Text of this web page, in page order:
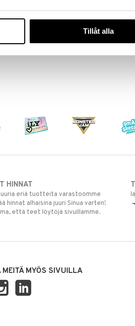
Tillåt alla
CLEMENTONI BABY
14,90
HINNAT
eriä tuotteita varastoomme
hinnat alhaisina juuri Sinua varten!
että teet löytöjä sivuillamme.
MYÖS SIVUILLA